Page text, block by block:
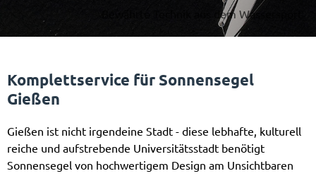
Bewährte Technik aus dem Wassersport
Komplettservice für Sonnensegel
Gießen
Gießen ist nicht irgendeine Stadt - diese lebhafte, kulturell
reiche und aufstrebende Universitätsstadt benötigt
Sonnensegel von hochwertigem Design am Unsichtbaren